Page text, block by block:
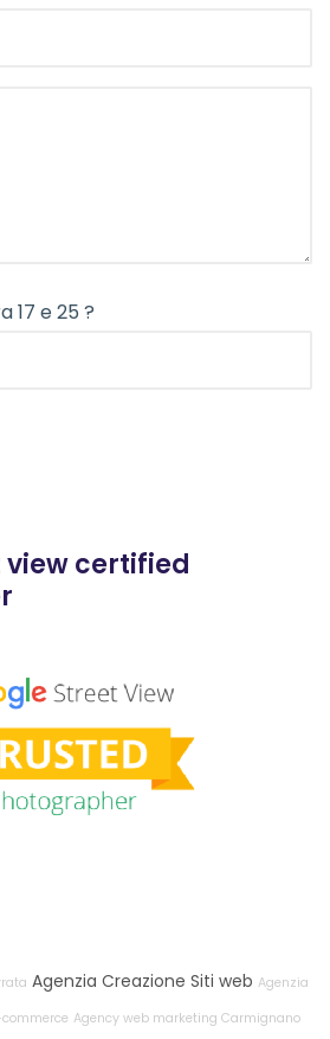
17 e 25 ?
view certified
Agenzia Creazione Siti web Agenzia
Agency web marketing Carmignano